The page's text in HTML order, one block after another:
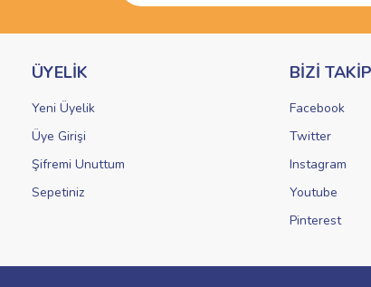
ÜYELİK
Yeni Üyelik
Üye Girişi
Şifremi Unuttum
Sepetiniz
BİZİ
Facebook
Twitter
Instagram
Youtube
Pinterest